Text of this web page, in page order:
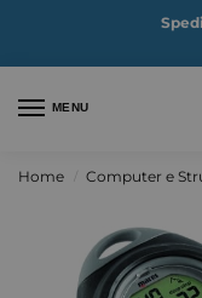
MENU
Home Computer e